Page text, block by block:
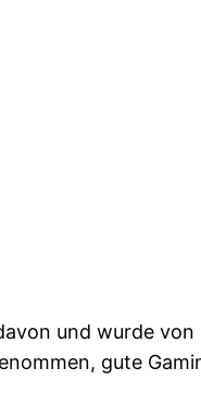
und wurde von
gute